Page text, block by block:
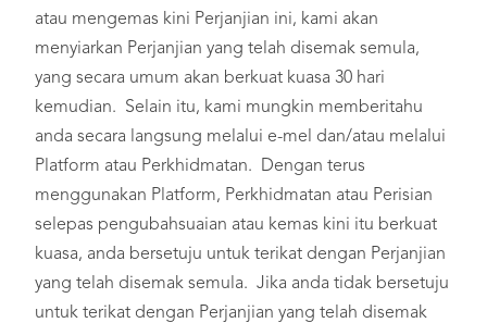
atau mengemas kini Perjanjian ini, kami akan
menyiarkan Perjanjian yang telah disemak semula,
yang secara umum akan berkuat kuasa 30 hari
kemudian. Selain itu, kami mungkin memberitahu
anda secara langsung melalui e-mel dan/atau melalui
Platform atau Perkhidmatan. Dengan terus
menggunakan Platform, Perkhidmatan atau Perisian
selepas pengubahsuaian atau kemas kini itu berkuat
kuasa, anda bersetuju untuk terikat dengan Perjanjian
yang telah disemak semula. Jika anda tidak bersetuju
untuk terikat dengan Perjanjian yang telah disemak